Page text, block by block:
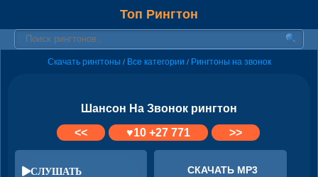
Топ Рингтон
Скачать рингтоны / Все категории / Рингтоны на звонок
Шансон На Звонок рингтон
<<
♥10 +27 771 >>
СЛУШАТЬ СКАЧАТЬ MP3